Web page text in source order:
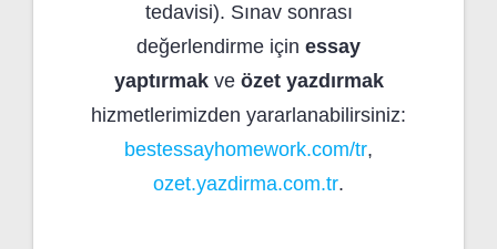
tedavisi). Sınav sonrası
değerlendirme için essay
yaptırmakve özet yazdırmak
hizmetlerimizden yararlanabilirsiniz:
bestessayhomework.com/tr,
ozet.yazdirma.com.tr.